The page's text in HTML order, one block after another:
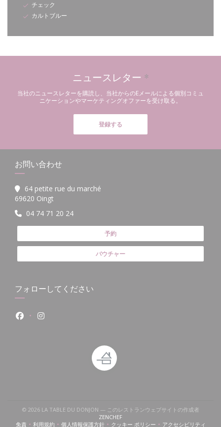
ンドウで開きます))
ウィンドウで開きます))
チェック
カルトブルー
ニュースレター *
当社のニュースレターを購読し、当社からのEメールによる個別コミュ
ニケーションやマーケティングオファーを受け取る。
登録する
お問い合わせ
64 petite rue du marché
69620 Oingt
04 74 71 20 24
予約
バウチャー
フォローしてください
Facebook ((新しいウィンドウで開きます))
Instagram ((新しいウィンドウで開きます))
© 2026 LA TABLE DU DONJON — このレストランウェブサイトの作成者
ZENCHEF((新しいウィンドウで開きます))
免責
利用規約 個人情報保護方針 クッキー ポリシー アクセシビリティ